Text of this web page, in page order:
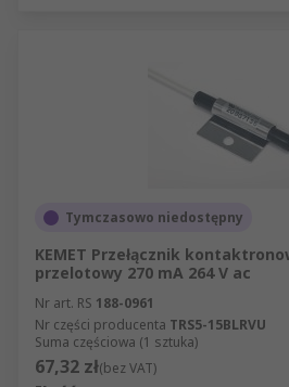
Tymczasowo niedostępny
KEMET Przełącznik
przelotowy 270 mA 264 V ac
Nr art. RS 188-0961
Nr części producenta TRS5-15BLRVU
Suma częściowa (1 sztuka)
67,32 zł(bez VAT)